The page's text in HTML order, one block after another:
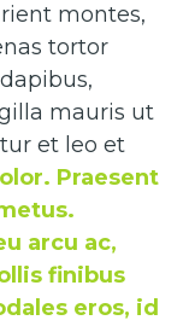
montes,
tortor
mauris ut
et leo et
olor. Praesent
arcu ac,
finibus
eros, id